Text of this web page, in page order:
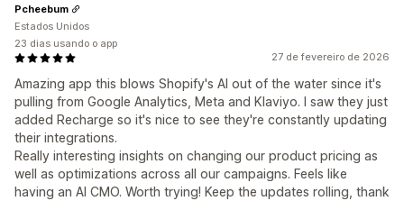
27 de fevereiro de 2026
Amazing app this blows Shopify's AI out of the water since it's
pulling from Google Analytics, Meta and Klaviyo. I saw they just
added Recharge so it's nice to see they're constantly updating
their integrations.
Really interesting insights on changing our product pricing as
well as optimizations across all our campaigns. Feels like
having an AI CMO. Worth trying! Keep the updates rolling, thank
Pcheebum
Estados Unidos
23 dias usando o app